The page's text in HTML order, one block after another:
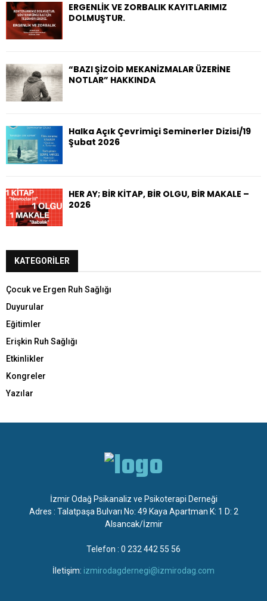
ERGENLİK VE ZORBALIK KAYITLARIMIZ
DOLMUŞTUR.
“BAZI ŞİZOİD MEKANİZMALAR ÜZERİNE
NOTLAR” HAKKINDA
Halka Açık Çevrimiçi Seminerler Dizisi/19
Şubat 2026
HER AY; BİR KİTAP, BİR OLGU, BİR MAKALE –
2026
KATEGORILER
Çocuk ve Ergen Ruh Sağlığı
Duyurular
Eğitimler
Erişkin Ruh Sağlığı
Etkinlikler
Kongreler
Yazılar
İzmir Odağ Psikanaliz ve Psikoterapi Derneği
Adres : Talatpaşa Bulvarı No: 49 Kaya Apartman K: 1 D: 2
Alsancak/İzmir
Telefon : 0 232 442 55 56
İletişim: izmirodagdernegi@izmirodag.com